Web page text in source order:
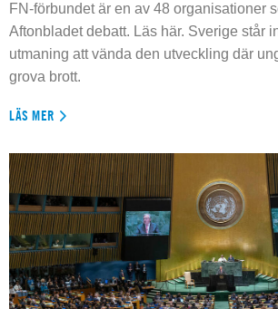
FN-förbundet är en av 48 organisationer
Aftonbladet debatt. Läs här. Sverige står
utmaning att vända den utveckling där
grova brott.
LÄS MER